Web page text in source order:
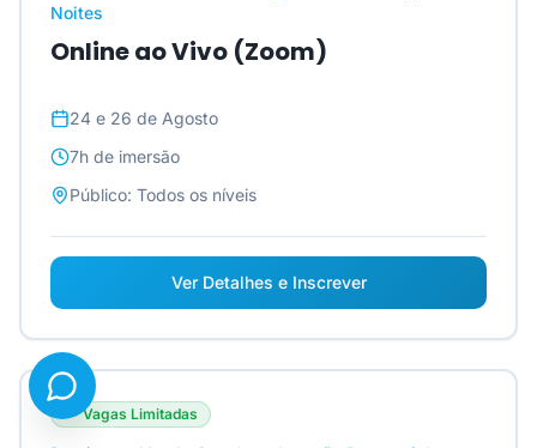
Noites
Online ao Vivo (Zoom)
24 e 26 de Agosto
7h de imersão
Público: Todos os níveis
Ver Detalhes e Inscrever
Vagas Limitadas